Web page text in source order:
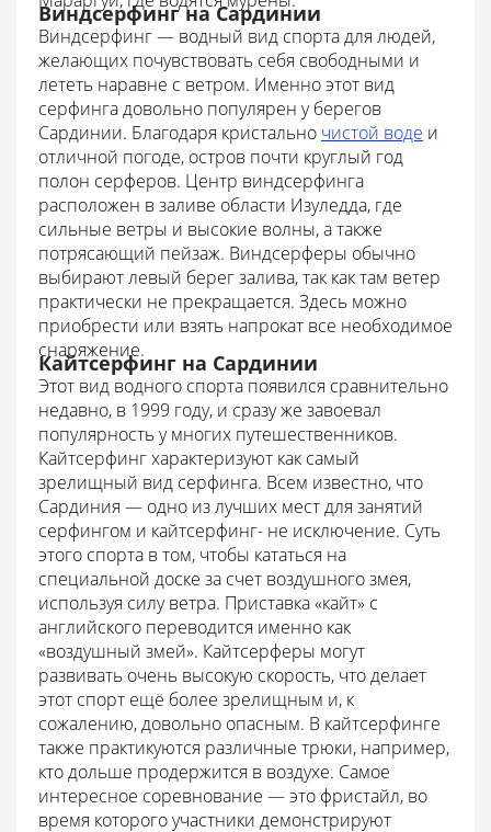
Виндсерфинг на Сардинии
Виндсерфинг — водный вид спорта для людей,
желающих почувствовать себя свободными и
лететь наравне с ветром. Именно этот вид
серфинга довольно популярен у берегов
Сардинии. Благодаря кристально чистой воде и
отличной погоде, остров почти круглый год
полон серферов. Центр виндсерфинга
расположен в заливе области Изуледда, где
сильные ветры и высокие волны, а также
потрясающий пейзаж. Виндсерферы обычно
выбирают левый берег залива, так как там ветер
практически не прекращается. Здесь можно
приобрести или взять напрокат все необходимое
снаряжение.
Кайтсерфинг на Сардинии
Этот вид водного спорта появился сравнительно
недавно, в 1999 году, и сразу же завоевал
популярность у многих путешественников.
Кайтсерфинг характеризуют как самый
зрелищный вид серфинга. Всем известно, что
Сардиния — одно из лучших мест для занятий
серфингом и кайтсерфинг- не исключение. Суть
этого спорта в том, чтобы кататься на
специальной доске за счет воздушного змея,
используя силу ветра. Приставка «кайт» с
английского переводится именно как
«воздушный змей». Кайтсерферы могут
развивать очень высокую скорость, что делает
этот спорт ещё более зрелищным и, к
сожалению, довольно опасным. В кайтсерфинге
также практикуются различные трюки, например,
кто дольше продержится в воздухе. Самое
интересное соревнование — это фристайл, во
время которого участники демонстрируют